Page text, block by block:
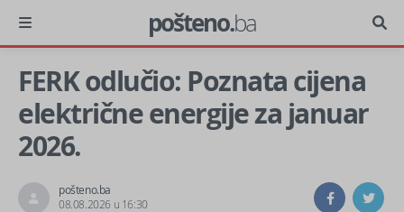
pošteno.ba
FERK odlučio: Poznata cijena
električne energije za januar
2026.
pošteno.ba
08.08.2026 u 16:30